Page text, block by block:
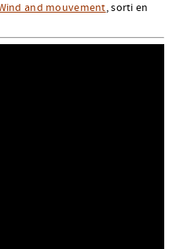
and mouvement, sorti en